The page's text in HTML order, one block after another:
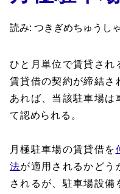
読み: つきぎめちゅうし
ひと月単位で賃貸され
賃貸借の契約が締結さ
あれば、当該駐車場は
て認められる。
月極駐車場の賃貸借を
法が適用されるかどう
されるが、駐車場設備